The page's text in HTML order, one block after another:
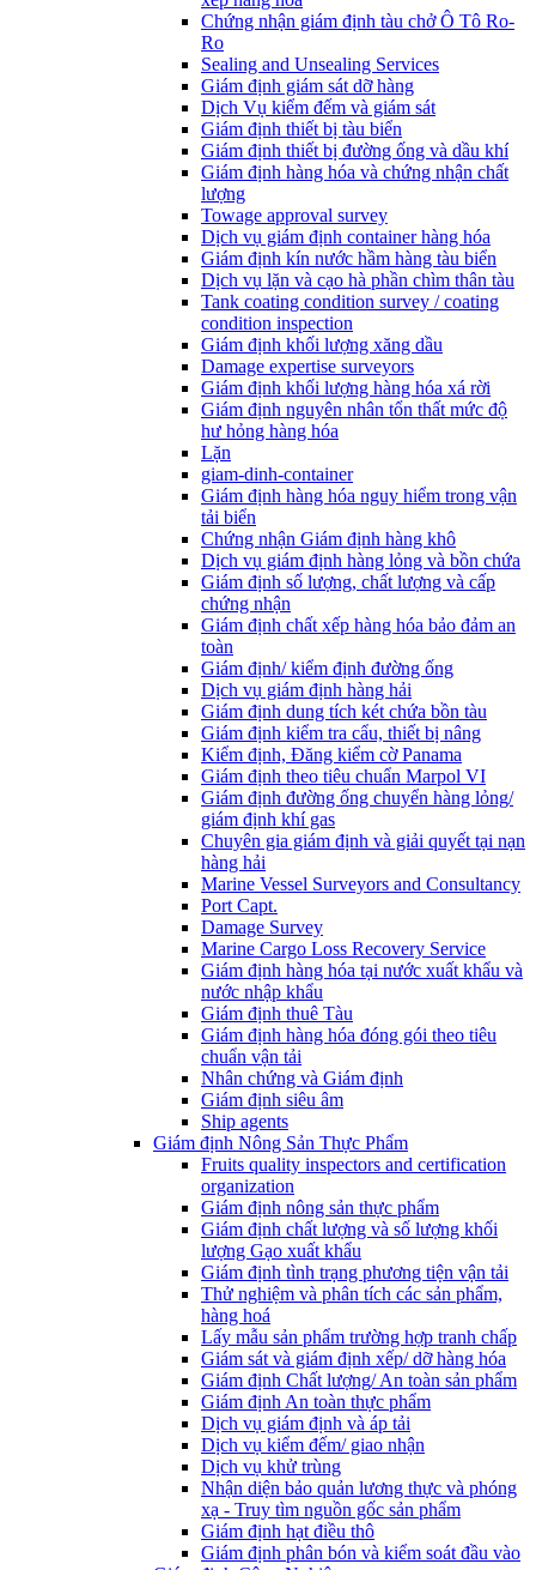
Chứng nhận giám định tàu chở Ô Tô Ro-
Ro
Sealing and Unsealing Services
Giám định giám sát dỡ hàng
Dịch Vụ kiểm đếm và giám sát
Giám định thiết bị tàu biển
Giám định thiết bị đường ống và dầu khí
Giám định hàng hóa và chứng nhận chất
lượng
Towage approval survey
Dịch vụ giám định container hàng hóa
Giám định kín nước hầm hàng tàu biển
Dịch vụ lặn và cạo hà phần chìm thân tàu
Tank coating condition survey / coating
condition inspection
Giám định khối lượng xăng dầu
Damage expertise surveyors
Giám định khối lượng hàng hóa xá rời
Giám định nguyên nhân tổn thất mức độ
hư hỏng hàng hóa
Lặn
giam-dinh-container
Giám định hàng hóa nguy hiểm trong vận
tải biển
Chứng nhận Giám định hàng khô
Dịch vụ giám định hàng lỏng và bồn chứa
Giám định số lượng, chất lượng và cấp
chứng nhận
Giám định chất xếp hàng hóa bảo đảm an
toàn
Giám định/ kiểm định đường ống
Dịch vụ giám định hàng hải
Giám định dung tích két chứa bồn tàu
Giám định kiểm tra cẩu, thiết bị nâng
Kiểm định, Đăng kiểm cờ Panama
Giám định theo tiêu chuẩn Marpol VI
Giám định đường ống chuyển hàng lỏng/
giám định khí gas
Chuyên gia giám định và giải quyết tại nạn
hàng hải
Marine Vessel Surveyors and Consultancy
Port Capt.
Damage Survey
Marine Cargo Loss Recovery Service
Giám định hàng hóa tại nước xuất khẩu và
nước nhập khẩu
Giám định thuê Tàu
Giám định hàng hóa đóng gói theo tiêu
chuẩn vận tải
Nhân chứng và Giám định
Giám định siêu âm
Ship agents
Giám định Nông Sản Thực Phẩm
Fruits quality inspectors and certification
organization
Giám định nông sản thực phẩm
Giám định chất lượng và số lượng khối
lượng Gạo xuất khẩu
Giám định tình trạng phương tiện vận tải
Thử nghiệm và phân tích các sản phẩm,
hàng hoá
Lấy mẫu sản phẩm trường hợp tranh chấp
Giám sát và giám định xếp/ dỡ hàng hóa
Giám định Chất lượng/ An toàn sản phẩm
Giám định An toàn thực phẩm
Dịch vụ giám định và áp tải
Dịch vụ kiểm đếm/ giao nhận
Dịch vụ khử trùng
Nhận diện bảo quản lương thực và phóng
xạ - Truy tìm nguồn gốc sản phẩm
Giám định hạt điều thô
Giám định phân bón và kiểm soát đầu vào